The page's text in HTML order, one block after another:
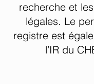
recherche et
légales. Le
registre est
l’IR du